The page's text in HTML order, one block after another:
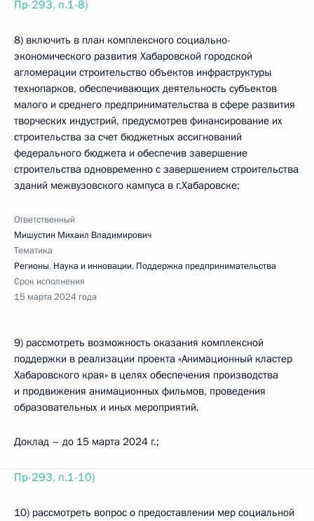
Пр-293, п.1-8)
8) включить в план комплексного социально-
экономического развития Хабаровской городской
агломерации строительство объектов инфраструктуры
технопарков, обеспечивающих деятельность субъектов
малого и среднего предпринимательства в сфере развития
творческих индустрий, предусмотрев финансирование их
строительства за счет бюджетных ассигнований
федерального бюджета и обеспечив завершение
строительства одновременно с завершением строительства
зданий межвузовского кампуса в г.Хабаровске;
Ответственный
Мишустин Михаил Владимирович
Тематика
Регионы, Наука и инновации, Поддержка предпринимательства
Срок исполнения
15 марта 2024 года
9) рассмотреть возможность оказания комплексной
поддержки в реализации проекта «Анимационный кластер
Хабаровского края» в целях обеспечения производства
и продвижения анимационных фильмов, проведения
образовательных и иных мероприятий.
Доклад – до 15 марта 2024 г.;
Пр-293, п.1-10)
10) рассмотреть вопрос о предоставлении мер социальной